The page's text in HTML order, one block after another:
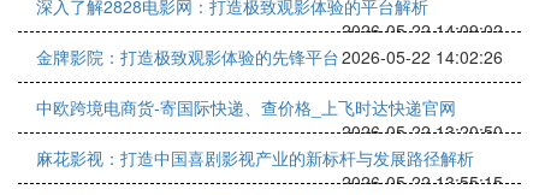
深入了解2828电影网：打造极致观影体验的平台解析
2026-05-22 14:09:02
金牌影院：打造极致观影体验的先锋平台2026-05-22 14:02:26
中欧跨境电商货-寄国际快递、查价格_上飞时达快递官网
2026-05-22 13:20:50
麻花影视：打造中国喜剧影视产业的新标杆与发展路径解析
2026-05-22 13:55:15